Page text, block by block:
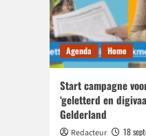
Agenda Home
Start campagne
‘geletterd en
Gelderland
Redacteur 18